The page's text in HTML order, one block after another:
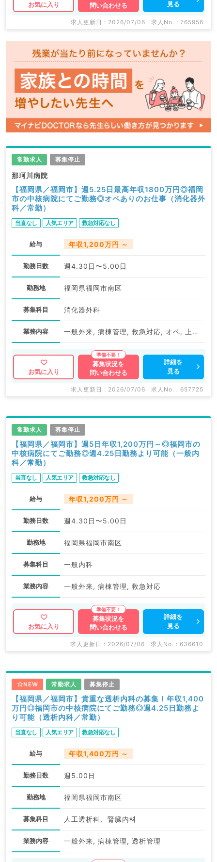
お気に入り
問い合わせる
見る
求人更新日 : 2026/07/06 求人No. : 765956
常勤求人 募集停止
那珂川病院
【福岡県／福岡市】週5.25日最高年収1800万円◎福岡
市の中核病院にてご勤務◎オペありのお仕事（消化器外
科／常勤）
当直なし 人気エリア 救急対応なし
給与 年収1,200万円 ～
勤務日数 週4.30日〜5.00日
勤務地 福岡県福岡市南区
募集科目 消化器外科
業務内容 一般外来, 病棟管理, 救急対応, オペ, 上部内視鏡検査（ＧＦ）
お気に入り
募集状況を
問い合わせる
詳細を
見る
求人更新日 : 2026/07/06 求人No. : 657725
常勤求人 募集停止
【福岡県／福岡市】週5日年収1,200万円～◎福岡市の
中核病院にてご勤務◎週4.25日勤務より可能（一般内
科／常勤）
当直なし 人気エリア 救急対応なし
給与 年収1,200万円 ～
勤務日数 週4.30日〜5.00日
勤務地 福岡県福岡市南区
募集科目 一般内科
業務内容 一般外来, 病棟管理, 救急対応
お気に入り
募集状況を
問い合わせる
詳細を
見る
求人更新日 : 2026/07/06 求人No. : 636610
NEW 常勤求人 募集停止
【福岡県／福岡市】貴重な透析内科の募集！年収1,400
万円◎福岡市の中核病院にてご勤務◎週4.25日勤務よ
り可能（透析内科／常勤）
当直なし 人気エリア 救急対応なし
給与 年収1,400万円 ～
勤務日数 週5.00日
勤務地 福岡県福岡市南区
募集科目 人工透析科、腎臓内科
業務内容 一般外来, 病棟管理, 透析管理